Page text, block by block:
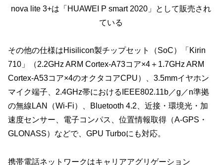
nova lite 3+は「HUAWEI P smart 2020」として販売され
ている
その他の仕様はHisilicon製チップセット（SoC）「Kirin
710」（2.2GHz ARM Cortex-A73コア×4＋1.7GHz ARM
Cortex-A53コア×4のオクタコアCPU）、3.5mmイヤホン
マイク端子、2.4GHz帯におけるIEEE802.11b／g／n準拠
の無線LAN（Wi-Fi）、Bluetooth 4.2、近接・環境光・加
速度センサー、電子コンパス、位置情報取得（A-GPS・
GLONASS）などで、GPU Turboにも対応。
携帯電話ネットワークはキャリアアグリゲーション